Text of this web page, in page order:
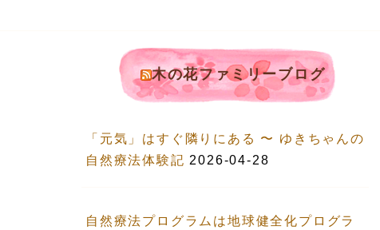
木の花ファミリーブログ
「元気」はすぐ隣りにある 〜 ゆきちゃんの
自然療法体験記 2026-04-28
自然療法プログラムは地球健全化プログラ